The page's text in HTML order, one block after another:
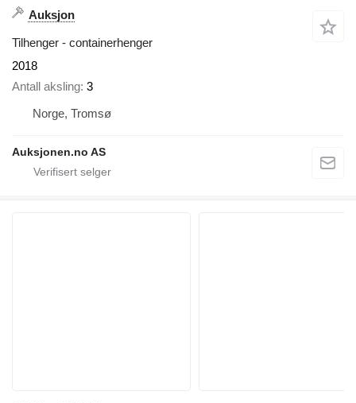
Auksjon
Tilhenger - containerhenger
2018
Antall aksling 3
Norge, Tromsø
Auksjonen.no AS